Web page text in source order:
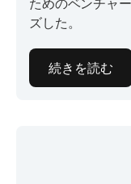
ズした。
続きを読む